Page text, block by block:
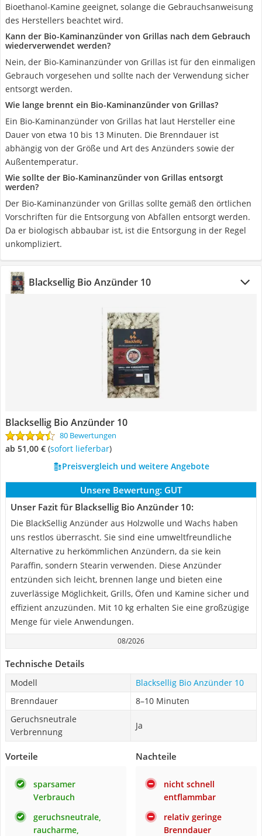
Bioethanol-Kamine geeignet, solange die Gebrauchsanweisung
des Herstellers beachtet wird.
Kann der Bio-Kaminanzünder von Grillas nach dem Gebrauch
wiederverwendet werden?
Nein, der Bio-Kaminanzünder von Grillas ist für den einmaligen
Gebrauch vorgesehen und sollte nach der Verwendung sicher
entsorgt werden.
Wie lange brennt ein Bio-Kaminanzünder von Grillas?
Ein Bio-Kaminanzünder von Grillas hat laut Hersteller eine
Dauer von etwa 10 bis 13 Minuten. Die Brenndauer ist
abhängig von der Größe und Art des Anzünders sowie der
Außentemperatur.
Wie sollte der Bio-Kaminanzünder von Grillas entsorgt
werden?
Der Bio-Kaminanzünder von Grillas sollte gemäß den örtlichen
Vorschriften für die Entsorgung von Abfällen entsorgt werden.
Da er biologisch abbaubar ist, ist die Entsorgung in der Regel
unkompliziert.
Blacksellig Bio Anzünder 10
Blacksellig Bio Anzünder 10
80 Bewertungen
ab 51,00 € ( Sofort lieferbar)
Preisvergleich und weitere Angebote
Unsere Bewertung: GUT
Unser Fazit für Blacksellig Bio Anzünder 10:
Die BlackSellig Anzünder aus Holzwolle und Wachs haben
uns restlos überrascht. Sie sind eine umweltfreundliche
Alternative zu herkömmlichen Anzündern, da sie kein
Paraffin, sondern Stearin verwenden. Diese Anzünder
entzünden sich leicht, brennen lange und bieten eine
zuverlässige Möglichkeit, Grills, Öfen und Kamine sicher und
effizient anzuzünden. Mit 10 kg erhalten Sie eine großzügige
Menge für viele Anwendungen.
08/2026
Technische Details
Modell
Blacksellig Bio Anzünder 10
Brenndauer
8–10 Minuten
Geruchsneutrale
Verbrennung
Ja
Vorteile
sparsamer
Verbrauch
geruchsneutrale,
raucharme,
Nachteile
nicht schnell
entflammbar
relativ geringe
Brenndauer